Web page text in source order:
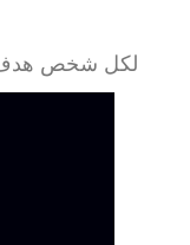
لكل شخص